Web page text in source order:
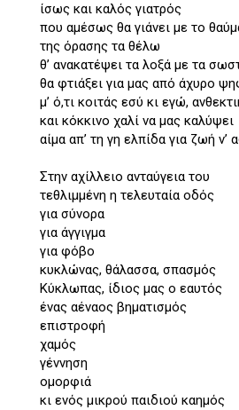
ίσως και καλός γιατρός
που αμέσως θα γιάνει με το
της όρασης τα θέλω
θ’ ανακατέψει τα λοξά με τα
θα φτιάξει για μας από άχυρο
μ’ ό,τι κοιτάς εσύ κι εγώ,
και κόκκινο χαλί να μας καλύψει
αίμα απ’ τη γη ελπίδα για ζωή ν’
Στην αχίλλειο ανταύγεια του
τεθλιμμένη η τελευταία οδός
για σύνορα
για άγγιγμα
για φόβο
κυκλώνας, θάλασσα, σπασμός
Κύκλωπας, ίδιος μας ο εαυτός
ένας αέναος βηματισμός
επιστροφή
χαμός
γέννηση
ομορφιά
κι ενός μικρού παιδιού καημός